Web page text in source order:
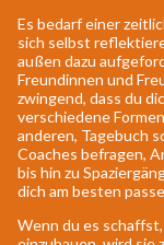
Es bedarf einer
sich selbst
außen dazu
Freundinnen und
zwingend, dass du
verschiedene
anderen, Tagebuch
Coaches befragen,
bis hin zu
dich am besten
Wenn du es